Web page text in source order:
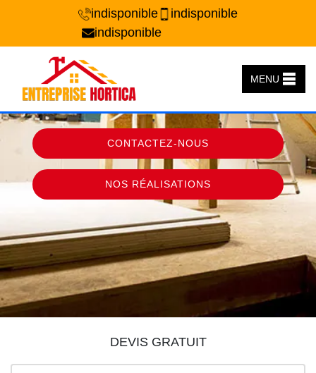
indisponible
indisponible
indisponible
MENU
CONTACTEZ-NOUS
NOS RÉALISATIONS
DEVIS GRATUIT